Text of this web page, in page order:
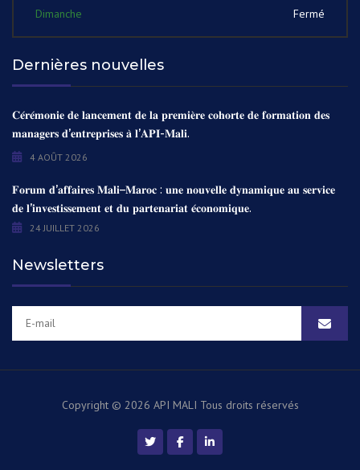
Dimanche
Fermé
Dernières nouvelles
𝐂𝐞́𝐫𝐞́𝐦𝐨𝐧𝐢𝐞 𝐝𝐞 𝐥𝐚𝐧𝐜𝐞𝐦𝐞𝐧𝐭 𝐝𝐞 𝐥𝐚 𝐩𝐫𝐞𝐦𝐢𝐞̀𝐫𝐞 𝐜𝐨𝐡𝐨𝐫𝐭𝐞 𝐝𝐞 𝐟𝐨𝐫𝐦𝐚𝐭𝐢𝐨𝐧 𝐝𝐞𝐬
𝐦𝐚𝐧𝐚𝐠𝐞𝐫𝐬 𝐝’𝐞𝐧𝐭𝐫𝐞𝐩𝐫𝐢𝐬𝐞𝐬 𝐚̀ 𝐥’𝐀𝐏𝐈-𝐌𝐚𝐥𝐢.
4 AOÛT 2026
𝐅𝐨𝐫𝐮𝐦 𝐝’𝐚𝐟𝐟𝐚𝐢𝐫𝐞𝐬 𝐌𝐚𝐥𝐢–𝐌𝐚𝐫𝐨𝐜 : 𝐮𝐧𝐞 𝐧𝐨𝐮𝐯𝐞𝐥𝐥𝐞 𝐝𝐲𝐧𝐚𝐦𝐢𝐪𝐮𝐞 𝐚𝐮 𝐬𝐞𝐫𝐯𝐢𝐜𝐞
𝐝𝐞 𝐥’𝐢𝐧𝐯𝐞𝐬𝐭𝐢𝐬𝐬𝐞𝐦𝐞𝐧𝐭 𝐞𝐭 𝐝𝐮 𝐩𝐚𝐫𝐭𝐞𝐧𝐚𝐫𝐢𝐚𝐭 𝐞́𝐜𝐨𝐧𝐨𝐦𝐢𝐪𝐮𝐞.
24 JUILLET 2026
Newsletters
Copyright © 2026 API MALI Tous droits réservés